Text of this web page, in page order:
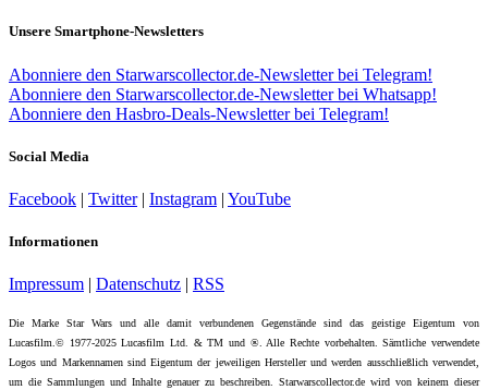
Unsere Smartphone-Newsletters
Abonniere den Starwarscollector.de-Newsletter bei Telegram!
Abonniere den Starwarscollector.de-Newsletter bei Whatsapp!
Abonniere den Hasbro-Deals-Newsletter bei Telegram!
Social Media
Facebook | Twitter| Instagram | YouTube
Informationen
Impressum | Datenschutz | RSS
Die Marke Star Wars und alle damit verbundenen Gegenstände sind das geistige Eigentum von
Lucasfilm.© 1977-2025 Lucasfilm Ltd. & TM und ®. Alle Rechte vorbehalten. Sämtliche verwendete
Logos und Markennamen sind Eigentum der jeweiligen Hersteller und werden ausschließlich verwendet,
um die Sammlungen und Inhalte genauer zu beschreiben. Starwarscollector.de wird von keinem dieser